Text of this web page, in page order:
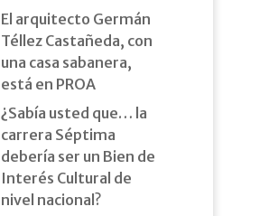
El arquitecto Germán
Téllez Castañeda, con
una casa sabanera,
está en PROA
¿Sabía usted que… la
carrera Séptima
debería ser un Bien de
Interés Cultural de
nivel nacional?